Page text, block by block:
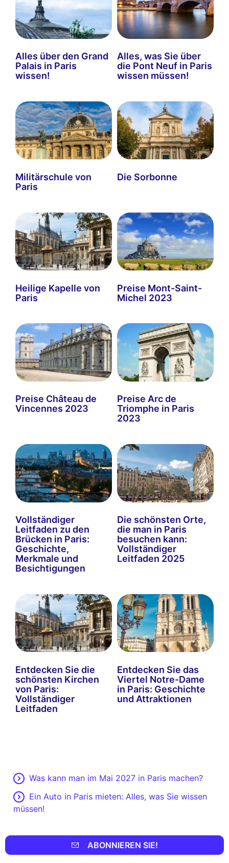
Alles über den Grand
Palais in Paris
wissen!
Alles, was Sie über
die Pont Neuf in Paris
wissen müssen!
Militärschule von
Paris
Die Sorbonne
Heilige Kapelle von
Paris
Preise Mont-Saint-
Michel 2023
Preise Château de
Vincennes 2023
Preise Arc de
Triomphe in Paris
2023
Vollständiger
Leitfaden zu den
Brücken in Paris:
Geschichte,
Merkmale und
Besichtigungen
Die schönsten Orte,
die man in Paris
besuchen kann:
Vollständiger
Leitfaden 2025
Entdecken Sie die
schönsten Kirchen
von Paris:
Vollständiger
Leitfaden
Entdecken Sie das
Viertel Notre-Dame
in Paris: Geschichte
und Attraktionen
Was kann man im Mai 2027 in Paris machen?
Ein Auto in Paris mieten: Alles, was Sie wissen
müssen!
ABONNIEREN SIE!